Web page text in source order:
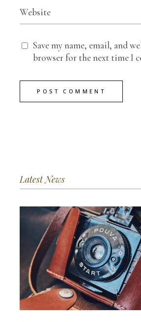
Save my name, email, and
browser for the next time I
POST COMMENT
Latest News